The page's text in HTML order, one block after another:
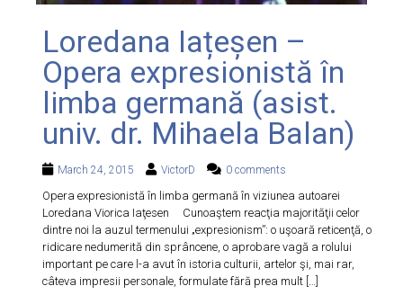
Loredana Iațeșen –
Opera expresionistă în
limba germană (asist.
univ. dr. Mihaela Balan)
March 24, 2015 VictorD 0 comments
Opera expresionistă în limba germană în viziunea autoarei
Loredana Viorica Iaţesen Cunoaştem reacţia majorităţii celor
dintre noi la auzul termenului „expresionism”: o uşoară reticenţă, o
ridicare nedumerită din sprâncene, o aprobare vagă a rolului
important pe care l-a avut în istoria culturii, artelor şi, mai rar,
câteva impresii personale, formulate fără prea mult […]